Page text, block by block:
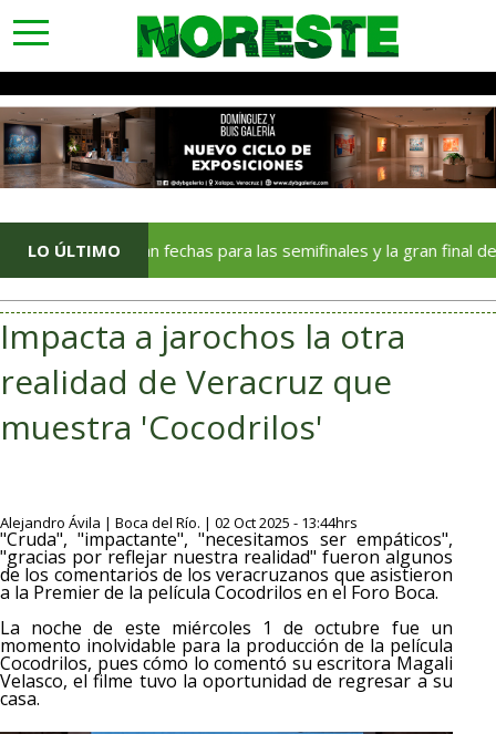
toggle
navigation
LO ÚLTIMO
Anuncian fechas para las semifinales y la gran final de México
Impacta a jarochos la otra
realidad de Veracruz que
muestra 'Cocodrilos'
Alejandro Ávila | Boca del Río. | 02 Oct 2025 - 13:44hrs
"Cruda", "impactante", "necesitamos ser empáticos",
"gracias por reflejar nuestra realidad" fueron algunos
de los comentarios de los veracruzanos que asistieron
a la Premier de la película Cocodrilos en el Foro Boca.
La noche de este miércoles 1 de octubre fue un
momento inolvidable para la producción de la película
Cocodrilos, pues cómo lo comentó su escritora Magali
Velasco, el filme tuvo la oportunidad de regresar a su
casa.